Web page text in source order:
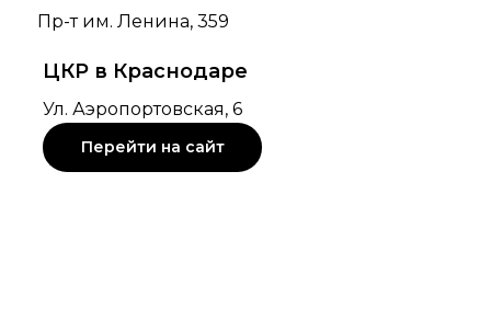
ЦКР в Краснодаре
Пр-т им. Ленина, 359
Ул. Аэропортовская, 6
Перейти на сайт